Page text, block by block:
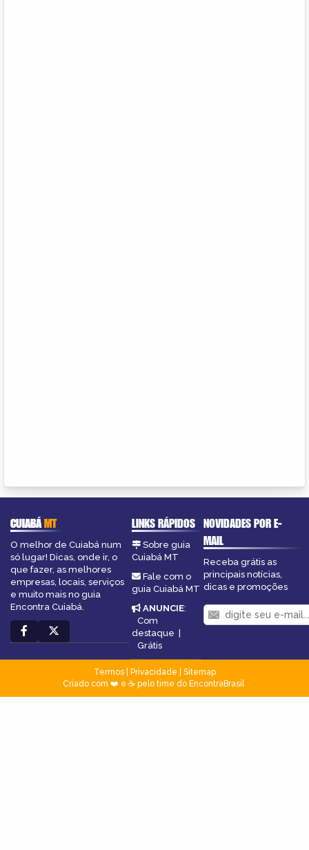
CUIABÁMT
O melhor de Cuiabá num
só lugar! Dicas, onde ir, o
que fazer, as melhores
empresas, locais, serviços
e muito mais no guia
Encontra Cuiabá.
LINKS RÁPIDOS
Sobre guia
Cuiabá MT
Fale com o
guia Cuiabá MT
ANUNCIE:
Com
destaque |
Grátis
NOVIDADES POR E-
MAIL
Receba grátis as
principais notícias,
dicas e promoções
Termos| Privacidade
Sitemap
Criado com ❤️ e ☕ pelo time do EncontraBrasil